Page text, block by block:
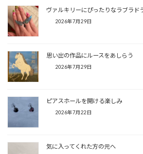
ヴァルキリーにぴったりなラブラド
2026年7月29日
思い出の作品にルースをあしらう
2026年7月29日
ピアスホールを開ける楽しみ
2026年7月22日
気に入ってくれた方の元へ